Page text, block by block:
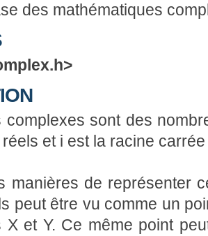
des mathématiques
complexes sont des
et i est la racine
manières de représenter
peut être vu comme un
X et Y. Ce même point